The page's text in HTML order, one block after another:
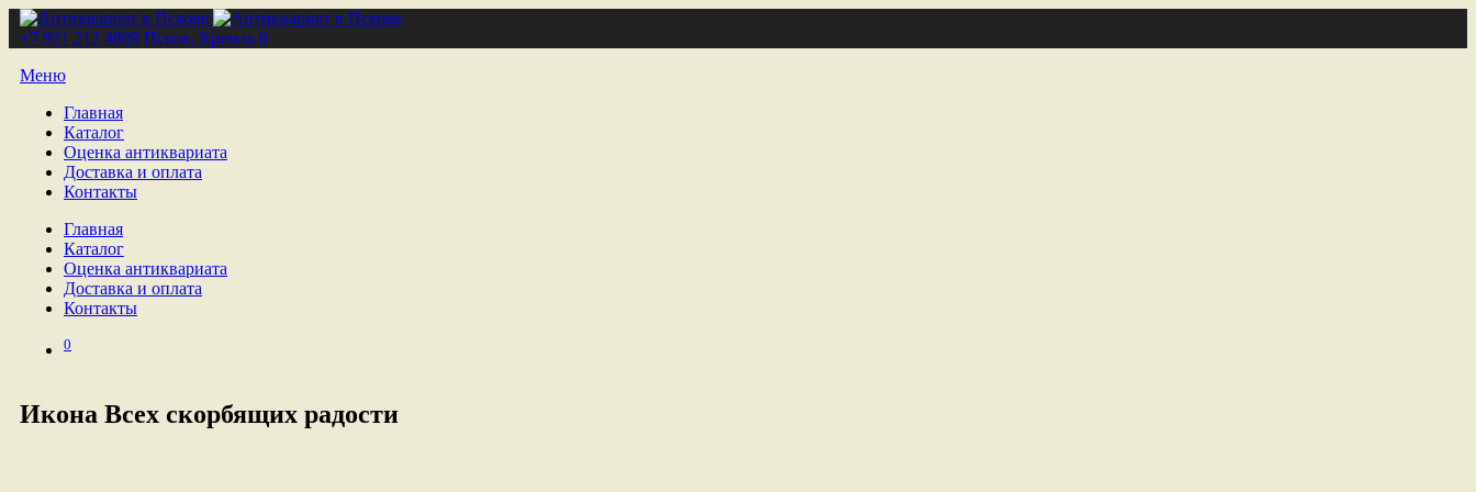
+7 921 212 4809 Псков, Кремль 6
Меню
Главная
Каталог
Оценка антиквариата
Доставка и оплата
Контакты
Главная
Каталог
Оценка антиквариата
Доставка и оплата
Контакты
0
Икона Всех скорбящих радости